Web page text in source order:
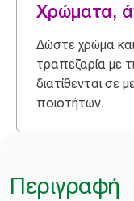
Χρώματα,
Δώστε χρώμα
τραπεζαρία με
διατίθενται σε
ποιοτήτων.
Περιγραφή